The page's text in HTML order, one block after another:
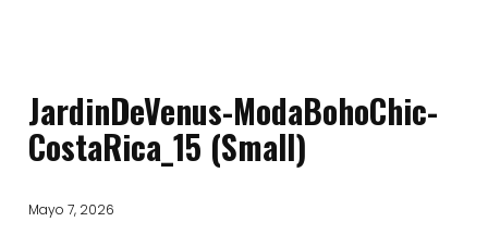
JardinDeVenus-ModaBohoChic-
CostaRica_15 (Small)
Mayo 7, 2026